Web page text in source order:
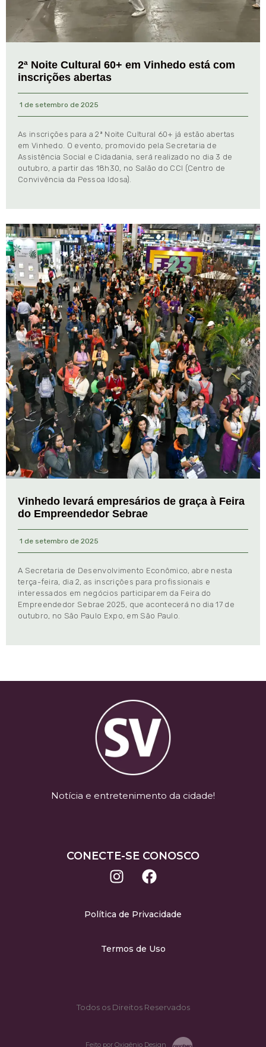
2ª Noite Cultural 60+ em Vinhedo está com
inscrições abertas
1 de setembro de 2025
As inscrições para a 2ª Noite Cultural 60+ já estão abertas
em Vinhedo. O evento, promovido pela Secretaria de
Assistência Social e Cidadania, será realizado no dia 3 de
outubro, a partir das 18h30, no Salão do CCI (Centro de
Convivência da Pessoa Idosa).
Vinhedo levará empresários de graça à Feira
do Empreendedor Sebrae
1 de setembro de 2025
A Secretaria de Desenvolvimento Econômico, abre nesta
terça-feira, dia 2, as inscrições para profissionais e
interessados em negócios participarem da Feira do
Empreendedor Sebrae 2025, que acontecerá no dia 17 de
outubro, no São Paulo Expo, em São Paulo.
Notícia e entretenimento da cidade!
CONECTE-SE CONOSCO
Política de Privacidade
Termos de Uso
Todos os Direitos Reservados
Feito por Oxigênio Design